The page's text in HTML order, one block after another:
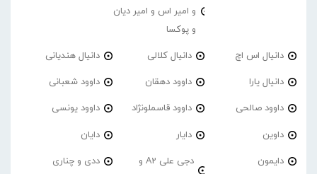
و امیر اس و امیر دیان
و پوکسا
دانیال اس اچ دانیال کلالی دانیال هندیانی
دانیال یارا داوود دهقان داوود شعبانی
داوود صالحی داوود قاسملونژاد داوود یونسی
داوین دایار دایان
دایمون
دجی علی A2 و
ددی و چناری